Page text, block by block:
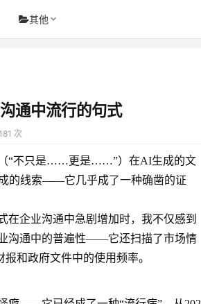
其他
通中流行的句式
次
“不只是……更是……”）在AI生成的文
的线索——它几乎成了一种确凿的证
在企业沟通中急剧增加时，我不仅感到
沟通中的普遍性——它还扫描了市场情
和政府文件中的使用频率。